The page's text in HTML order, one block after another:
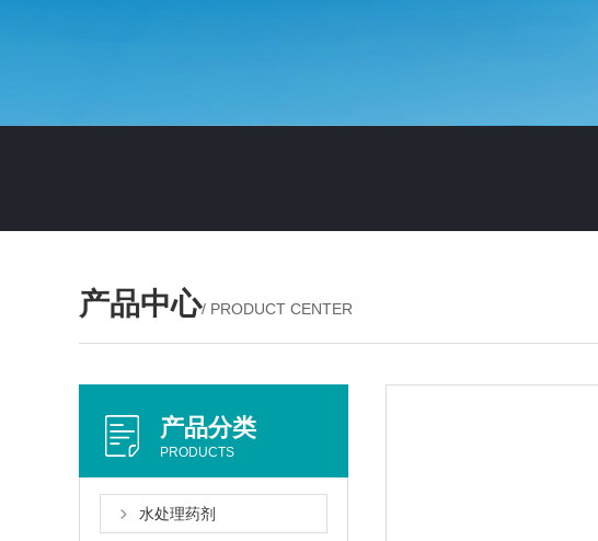
产品中心/ PRODUCT CENTER
产品分类
PRODUCTS
水处理药剂